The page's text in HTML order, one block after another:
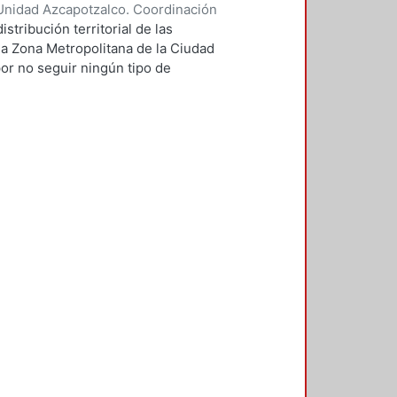
Azcapotzalco. Coordinación
Heidi Valeria
territorial de las
Zona Metropolitana de la Ciudad
no seguir ningún tipo de